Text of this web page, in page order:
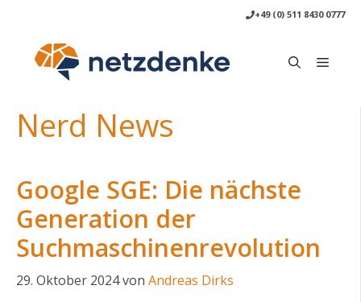
springen
+49 (0) 511 8430 0777
Menü
Nerd News
Google SGE: Die nächste
Generation der
Suchmaschinenrevolution
29. Oktober 2024von Andreas Dirks